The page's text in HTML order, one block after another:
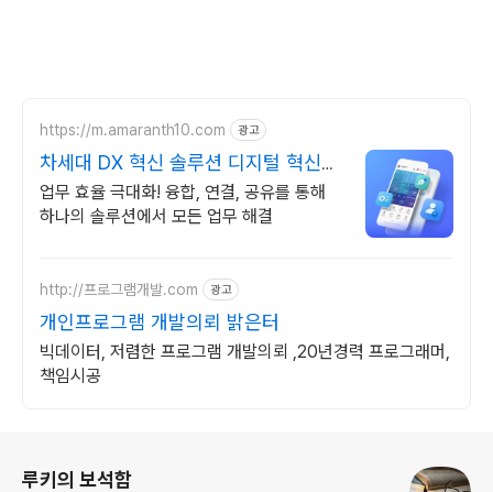
https://m.amaranth10.com 광고
차세대 DX 혁신 솔루션 디지털 혁신의
완성
업무 효율 극대화! 융합, 연결, 공유를 통해
하나의 솔루션에서 모든 업무 해결
http://프로그램개발.com 광고
개인프로그램 개발의뢰 밝은터
빅데이터, 저렴한 프로그램 개발의뢰 ,20년경력 프로그래머,
책임시공
루키의 보석함